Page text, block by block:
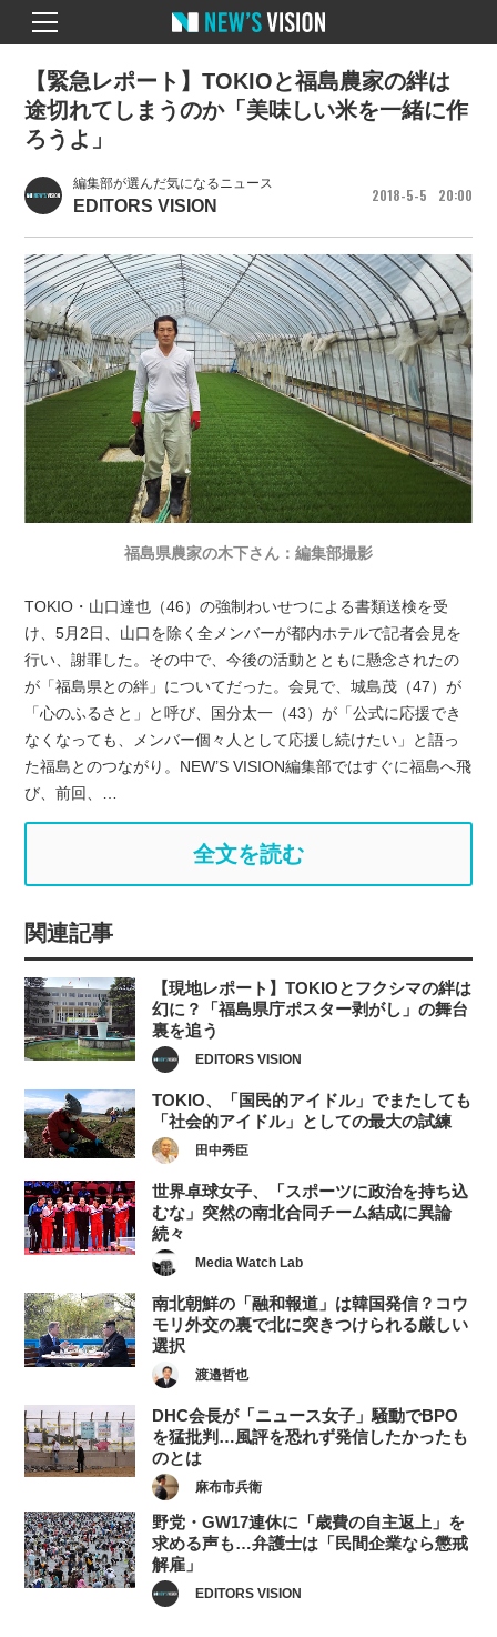
編集部が選んだ気になるニュース
EDITORS VISION
2018 5 5 20 00
【緊急レポート】TOKIOと福島農家の絆は
途切れてしまうのか「美味しい米を一緒に作
ろうよ」
福島県農家の木下さん：編集部撮影
TOKIO・山口達也（46）の強制わいせつによる書類送検を受
け、5月2日、山口を除く全メンバーが都内ホテルで記者会見を
行い、謝罪した。その中で、今後の活動とともに懸念されたの
が「福島県との絆」についてだった。会見で、城島茂（47）が
「心のふるさと」と呼び、国分太一（43）が「公式に応援でき
なくなっても、メンバー個々人として応援し続けたい」と語っ
た福島とのつながり。NEW’S VISION編集部ではすぐに福島へ飛
び、前回、…
全文を読む
関連記事
【現地レポート】TOKIOとフクシマの絆は
幻に？「福島県庁ポスター剥がし」の舞台
裏を追う
EDITORS VISION
TOKIO、「国民的アイドル」でまたしても
「社会的アイドル」としての最大の試練
田中秀臣
世界卓球女子、「スポーツに政治を持ち込
むな」突然の南北合同チーム結成に異論
続々
Media Watch Lab
南北朝鮮の「融和報道」は韓国発信？コウ
モリ外交の裏で北に突きつけられる厳しい
選択
渡邉哲也
DHC会長が「ニュース女子」騒動でBPO
を猛批判…風評を恐れず発信したかったも
のとは
麻布市兵衛
野党・GW17連休に「歳費の自主返上」を
求める声も…弁護士は「民間企業なら懲戒
解雇」
EDITORS VISION